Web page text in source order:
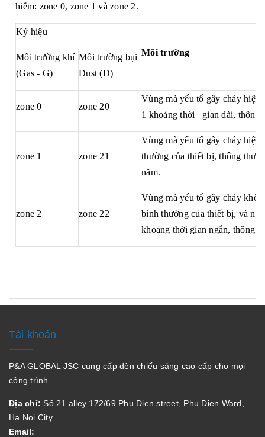
hiểm: zone 0, zone 1 và zone 2.
Ký hiệu
Môi trường
Môi trường khí
(Gas - G)
Môi trường bụi
Dust (D)
zone 0 zone 20
Vùng mà yếu tố gây cháy hiện
1 khoảng thời gian dài, thông
zone 1 zone 21
Vùng mà yếu tố gây cháy hiện
thường của thiết bị, thông
năm.
zone 2 zone 22
Vùng mà yếu tố gây cháy
bình thường của thiết bị, và
khoảng thời gian ngắn, thông
Tài khoản
P&A GLOBAL JSC cung cấp đèn chiếu sáng cao cấp cho mọi
công trình
Địa chỉ: Số 21 alley 172/69 Phu Dien street, Phu Dien Ward,
Ha Noi City
Email: